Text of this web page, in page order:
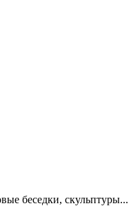
беседки, скульптуры...